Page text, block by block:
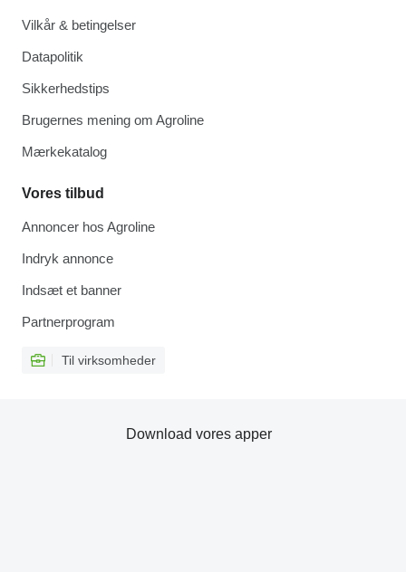
Vilkår & betingelser
Datapolitik
Sikkerhedstips
Brugernes mening om Agroline
Mærkekatalog
Vores tilbud
Annoncer hos Agroline
Indryk annonce
Indsæt et banner
Partnerprogram
Til virksomheder
Download vores apper